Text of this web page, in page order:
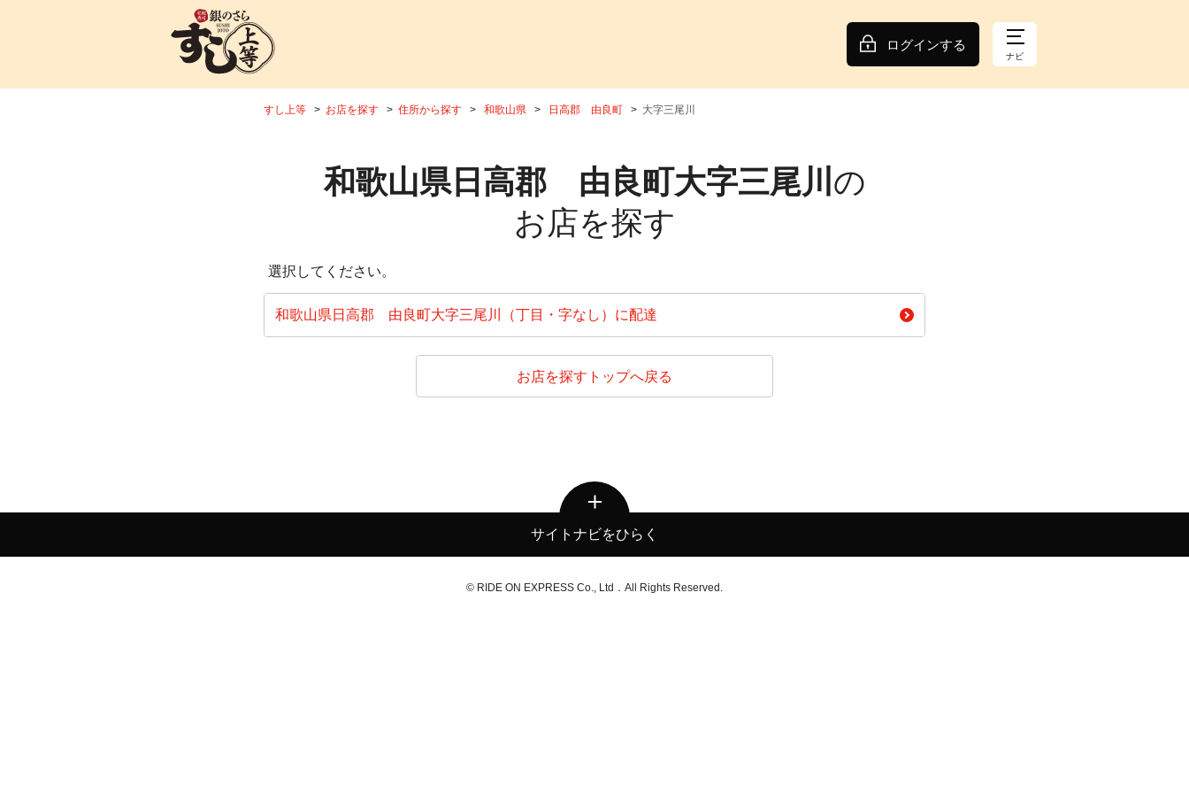
ログインする
ナビ
すし上等 お店を探す 住所から探す 和歌山県 日高郡 由良町 大字三尾川
和歌山県日高郡 由良町大字三尾川 の
お店を探す
選択してください。
和歌山県日高郡 由良町大字三尾川（丁目・字なし）に配達
お店を探すトップへ戻る
サイトナビをひらく
© RIDE ON EXPRESS Co., Ltd．All Rights Reserved.